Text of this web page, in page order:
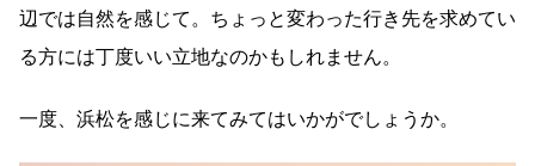
辺では自然を感じて。ちょっと変わった行き先を求めてい
る方には丁度いい立地なのかもしれません。
一度、浜松を感じに来てみてはいかがでしょうか。